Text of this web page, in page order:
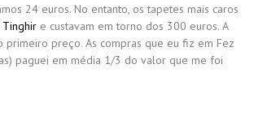
24 euros. No entanto, os tapetes mais caros
Tinghir e custavam em torno dos 300 euros. A
primeiro preço. As compras que eu fiz em Fez
paguei em média 1/3 do valor que me foi